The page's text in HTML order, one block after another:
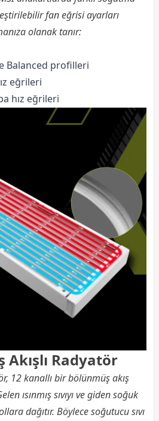
fan eğrisi ayarları
olanak tanır:
Balanced profilleri
eğrileri
hız eğrileri
Akışlı Radyatör
12 kanallı bir bölünmüş akış
ısınmış sıvıyı ve giden soğuk
dağıtır. Böylece soğutucu sıvı